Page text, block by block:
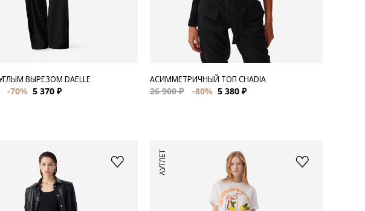
ВЫРЕЗОМ DAELLE
-70% 5 370 ₽
АСИММЕТРИЧНЫЙ ТОП CHADIA
26 900 ₽
-80% 5 380 ₽
АУТЛЕТ